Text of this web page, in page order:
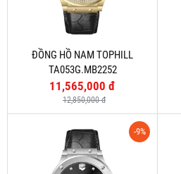
ĐỒNG HỒ NAM TOPHILL
TA053G.MB2252
11,565,000 đ
12,850,000 đ
-9%